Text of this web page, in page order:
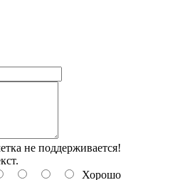
не поддерживается!
Хорошо